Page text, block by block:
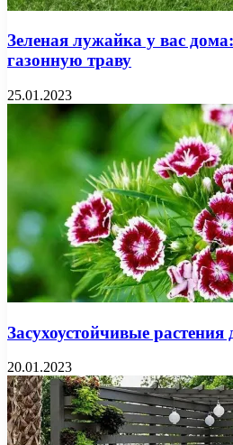
Зеленая лужайка у вас
газонную траву
25.01.2023
Засухоустойчивые растения
20.01.2023